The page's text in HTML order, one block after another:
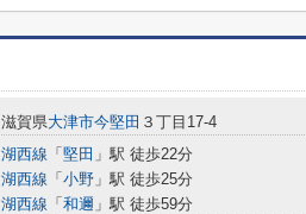
滋賀県大津市今堅田 ３丁目17-4
湖西線 「 堅田 」駅 徒歩22分
湖西線 「 小野 」駅 徒歩25分
湖西線 「 和邇 」駅 徒歩59分